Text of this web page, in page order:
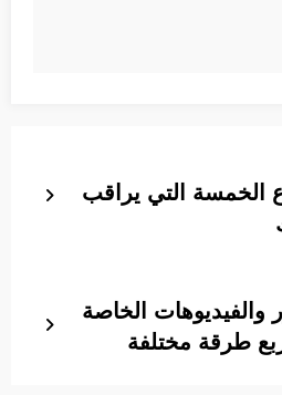
الخمسة التي يراقب
والفيديوهات الخاصة
طرقة مختلفة